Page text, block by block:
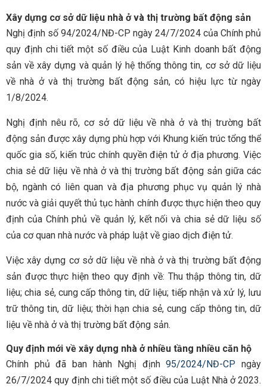
Xây dựng cơ sở dữ liệu nhà ở và thị trường bất động sản
Nghị định số 94/2024/NĐ-CP ngày 24/7/2024 của Chính phủ
quy định chi tiết một số điều của Luật Kinh doanh bất động
sản về xây dựng và quản lý hệ thống thông tin, cơ sở dữ liệu
về nhà ở và thị trường bất động sản, có hiệu lực từ ngày
1/8/2024.
Nghị định nêu rõ, cơ sở dữ liệu về nhà ở và thị trường bất
động sản được xây dựng phù hợp với Khung kiến trúc tổng thể
quốc gia số, kiến trúc chính quyền điện tử ở địa phương. Việc
chia sẻ dữ liệu về nhà ở và thị trường bất động sản giữa các
bộ, ngành có liên quan và địa phương phục vụ quản lý nhà
nước và giải quyết thủ tục hành chính được thực hiện theo quy
định của Chính phủ về quản lý, kết nối và chia sẻ dữ liệu số
của cơ quan nhà nước và pháp luật về giao dịch điện tử.
Việc xây dựng cơ sở dữ liệu về nhà ở và thị trường bất động
sản được thực hiện theo quy định về: Thu thập thông tin, dữ
liệu; chia sẻ, cung cấp thông tin, dữ liệu; tiếp nhận và xử lý, lưu
trữ thông tin, dữ liệu; thời hạn chia sẻ, cung cấp thông tin, dữ
liệu về nhà ở và thị trường bất động sản.
Quy định mới về xây dựng nhà ở nhiều tầng nhiều căn hộ
Chính phủ đã ban hành Nghị định95/2024/NĐ-CP ngày
26/7/2024 quy định chi tiết một số điều của Luật Nhà ở 2023.